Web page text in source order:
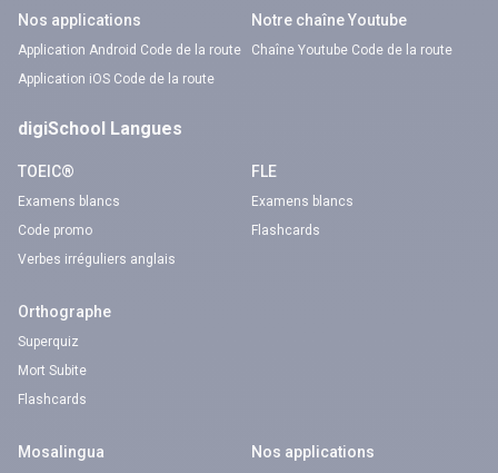
Nos applications
Application Android Code de la route
Application iOS Code de la route
Notre chaîne Youtube
Chaîne Youtube Code de la route
digiSchool Langues
TOEIC®
Examens blancs
Code promo
Verbes irréguliers anglais
FLE
Examens blancs
Flashcards
Orthographe
Superquiz
Mort Subite
Flashcards
Mosalingua Nos applications